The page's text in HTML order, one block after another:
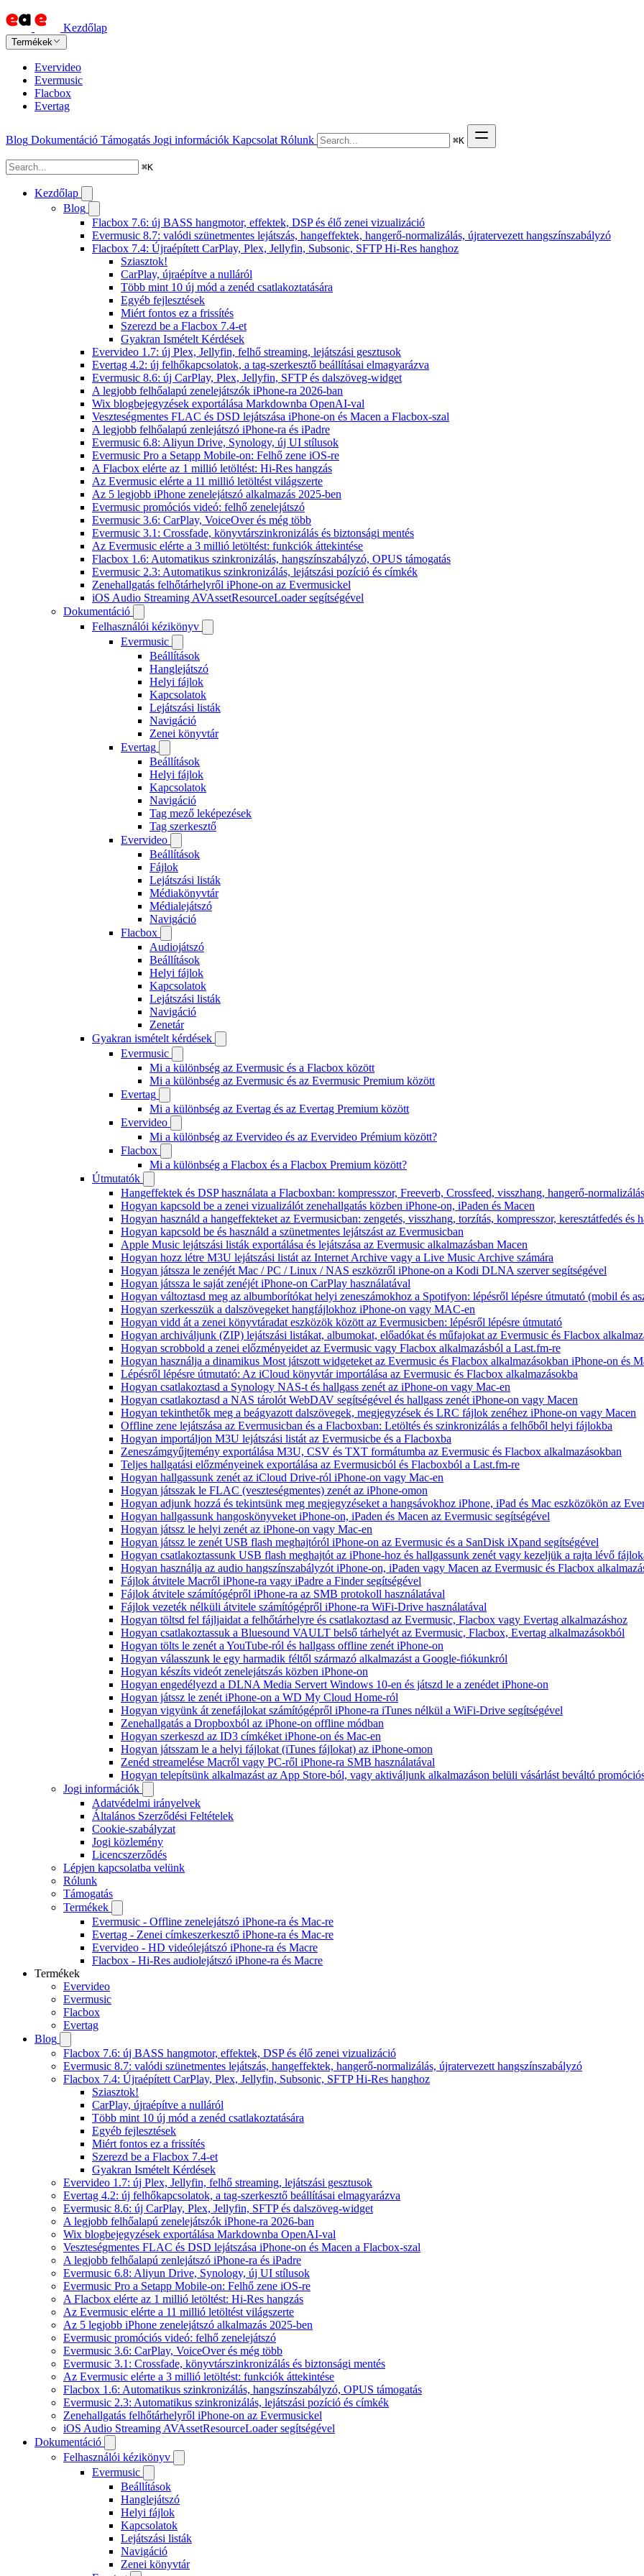
Kezdőlap
Termékek
Evervideo
Evermusic
Flacbox
Evertag
Blog Dokumentáció Támogatás Jogi információk Kapcsolat Rólunk ⌘K
⌘K
Kezdőlap
Blog
Flacbox 7.6: új BASS hangmotor, effektek, DSP és élő zenei vizualizáció
Evermusic 8.7: valódi szünetmentes lejátszás, hangeffektek, hangerő-normalizálás, újratervezett hangszínszabályzó
Flacbox 7.4: Újraépített CarPlay, Plex, Jellyfin, Subsonic, SFTP Hi-Res hanghoz
Sziasztok!
CarPlay, újraépítve a nulláról
Több mint 10 új mód a zenéd csatlakoztatására
Egyéb fejlesztések
Miért fontos ez a frissítés
Szerezd be a Flacbox 7.4-et
Gyakran Ismételt Kérdések
Evervideo 1.7: új Plex, Jellyfin, felhő streaming, lejátszási gesztusok
Evertag 4.2: új felhőkapcsolatok, a tag-szerkesztő beállításai elmagyarázva
Evermusic 8.6: új CarPlay, Plex, Jellyfin, SFTP és dalszöveg-widget
A legjobb felhőalapú zenelejátszók iPhone-ra 2026-ban
Wix blogbejegyzések exportálása Markdownba OpenAI-val
Veszteségmentes FLAC és DSD lejátszása iPhone-on és Macen a Flacbox-szal
A legjobb felhőalapú zenlejátszó iPhone-ra és iPadre
Evermusic 6.8: Aliyun Drive, Synology, új UI stílusok
Evermusic Pro a Setapp Mobile-on: Felhő zene iOS-re
A Flacbox elérte az 1 millió letöltést: Hi-Res hangzás
Az Evermusic elérte a 11 millió letöltést világszerte
Az 5 legjobb iPhone zenelejátszó alkalmazás 2025-ben
Evermusic promóciós videó: felhő zenelejátszó
Evermusic 3.6: CarPlay, VoiceOver és még több
Evermusic 3.1: Crossfade, könyvtárszinkronizálás és biztonsági mentés
Az Evermusic elérte a 3 millió letöltést: funkciók áttekintése
Flacbox 1.6: Automatikus szinkronizálás, hangszínszabályzó, OPUS támogatás
Evermusic 2.3: Automatikus szinkronizálás, lejátszási pozíció és címkék
Zenehallgatás felhőtárhelyről iPhone-on az Evermusickel
iOS Audio Streaming AVAssetResourceLoader segítségével
Dokumentáció
Felhasználói kézikönyv
Evermusic
Beállítások
Hanglejátszó
Helyi fájlok
Kapcsolatok
Lejátszási listák
Navigáció
Zenei könyvtár
Evertag
Beállítások
Helyi fájlok
Kapcsolatok
Navigáció
Tag mező leképezések
Tag szerkesztő
Evervideo
Beállítások
Fájlok
Lejátszási listák
Médiakönyvtár
Médialejátszó
Navigáció
Flacbox
Audiojátszó
Beállítások
Helyi fájlok
Kapcsolatok
Lejátszási listák
Navigáció
Zenetár
Gyakran ismételt kérdések
Evermusic
Mi a különbség az Evermusic és a Flacbox között
Mi a különbség az Evermusic és az Evermusic Premium között
Evertag
Mi a különbség az Evertag és az Evertag Premium között
Evervideo
Mi a különbség az Evervideo és az Evervideo Prémium között?
Flacbox
Mi a különbség a Flacbox és a Flacbox Premium között?
Útmutatók
Hangeffektek és DSP használata a Flacboxban: kompresszor, Freeverb, Crossfeed, visszhang, hangerő-
Hogyan kapcsold be a zenei vizualizálót zenehallgatás közben iPhone-on, iPaden és Macen
Hogyan használd a hangeffekteket az Evermusicban: zengetés, visszhang, torzítás, kompresszor, keresztátfedés és
Hogyan kapcsold be és használd a szünetmentes lejátszást az Evermusicban
Apple Music lejátszási listák exportálása és lejátszása az Evermusic alkalmazásban Macen
Hogyan hozz létre M3U lejátszási listát az Internet Archive vagy a Live Music Archive számára
Hogyan játssza le zenéjét Mac / PC / Linux / NAS eszközről iPhone-on a Kodi DLNA szerver segítségével
Hogyan játssza le saját zenéjét iPhone-on CarPlay használatával
Hogyan változtasd meg az albumborítókat helyi zeneszámokhoz a Spotifyon: lépésről lépésre útmutató (mobil és
Hogyan szerkesszük a dalszövegeket hangfájlokhoz iPhone-on vagy MAC-en
Hogyan vidd át a zenei könyvtáradat eszközök között az Evermusicben: lépésről lépésre útmutató
Hogyan archiváljunk (ZIP) lejátszási listákat, albumokat, előadókat és műfajokat az Evermusic és Flacbox
Hogyan scrobbold a zenei előzményeidet az Evermusic vagy Flacbox alkalmazásból a Last.fm-re
Hogyan használja a dinamikus Most játszott widgeteket az Evermusic és Flacbox alkalmazásokban iPhone-on és
Lépésről lépésre útmutató: Az iCloud könyvtár importálása az Evermusic és Flacbox alkalmazásokba
Hogyan csatlakoztasd a Synology NAS-t és hallgass zenét az iPhone-on vagy Mac-en
Hogyan csatlakoztasd a NAS tárolót WebDAV segítségével és hallgass zenét iPhone-on vagy Macen
Hogyan tekinthetők meg a beágyazott dalszövegek, megjegyzések és LRC fájlok zenéhez iPhone-on vagy Macen
Offline zene lejátszása az Evermusicban és a Flacboxban: Letöltés és szinkronizálás a felhőből helyi fájlokba
Hogyan importáljon M3U lejátszási listát az Evermusicbe és a Flacboxba
Zeneszámgyűjtemény exportálása M3U, CSV és TXT formátumba az Evermusic és Flacbox alkalmazásokban
Teljes hallgatási előzményeinek exportálása az Evermusicból és Flacboxból a Last.fm-re
Hogyan hallgassunk zenét az iCloud Drive-ról iPhone-on vagy Mac-en
Hogyan játsszak le FLAC (veszteségmentes) zenét az iPhone-omon
Hogyan adjunk hozzá és tekintsünk meg megjegyzéseket a hangsávokhoz iPhone, iPad és Mac eszközökön az
Hogyan hallgassunk hangoskönyveket iPhone-on, iPaden és Macen az Evermusic segítségével
Hogyan játssz le helyi zenét az iPhone-on vagy Mac-en
Hogyan játssz le zenét USB flash meghajtóról iPhone-on az Evermusic és a SanDisk iXpand segítségével
Hogyan csatlakoztassunk USB flash meghajtót az iPhone-hoz és hallgassunk zenét vagy kezeljük a rajta lévő
Hogyan használja az audio hangszínszabályzót iPhone-on, iPaden vagy Macen az Evermusic és Flacbox
Fájlok átvitele Macről iPhone-ra vagy iPadre a Finder segítségével
Fájlok átvitele számítógépről iPhone-ra az SMB protokoll használatával
Fájlok vezeték nélküli átvitele számítógépről iPhone-ra WiFi-Drive használatával
Hogyan töltsd fel fájljaidat a felhőtárhelyre és csatlakoztasd az Evermusic, Flacbox vagy Evertag alkalmazáshoz
Hogyan csatlakoztassuk a Bluesound VAULT belső tárhelyét az Evermusic, Flacbox, Evertag alkalmazásokból
Hogyan tölts le zenét a YouTube-ról és hallgass offline zenét iPhone-on
Hogyan válasszunk le egy harmadik féltől származó alkalmazást a Google-fiókunkról
Hogyan készíts videót zenelejátszás közben iPhone-on
Hogyan engedélyezd a DLNA Media Servert Windows 10-en és játszd le a zenédet iPhone-on
Hogyan játssz le zenét iPhone-on a WD My Cloud Home-ról
Hogyan vigyünk át zenefájlokat számítógépről iPhone-ra iTunes nélkül a WiFi-Drive segítségével
Zenehallgatás a Dropboxból az iPhone-on offline módban
Hogyan szerkeszd az ID3 címkéket iPhone-on és Mac-en
Hogyan játsszam le a helyi fájlokat (iTunes fájlokat) az iPhone-omon
Zenéd streamelése Macről vagy PC-ről iPhone-ra SMB használatával
Hogyan telepítsünk alkalmazást az App Store-ból, vagy aktiváljunk alkalmazáson belüli vásárlást beváltó
Jogi információk
Adatvédelmi irányelvek
Általános Szerződési Feltételek
Cookie-szabályzat
Jogi közlemény
Licencszerződés
Lépjen kapcsolatba velünk
Rólunk
Támogatás
Termékek
Evermusic - Offline zenelejátszó iPhone-ra és Mac-re
Evertag - Zenei címkeszerkesztő iPhone-ra és Mac-re
Evervideo - HD videólejátszó iPhone-ra és Macre
Flacbox - Hi-Res audiolejátszó iPhone-ra és Macre
Termékek
Evervideo
Evermusic
Flacbox
Evertag
Blog
Flacbox 7.6: új BASS hangmotor, effektek, DSP és élő zenei vizualizáció
Evermusic 8.7: valódi szünetmentes lejátszás, hangeffektek, hangerő-normalizálás, újratervezett hangszínszabályzó
Flacbox 7.4: Újraépített CarPlay, Plex, Jellyfin, Subsonic, SFTP Hi-Res hanghoz
Sziasztok!
CarPlay, újraépítve a nulláról
Több mint 10 új mód a zenéd csatlakoztatására
Egyéb fejlesztések
Miért fontos ez a frissítés
Szerezd be a Flacbox 7.4-et
Gyakran Ismételt Kérdések
Evervideo 1.7: új Plex, Jellyfin, felhő streaming, lejátszási gesztusok
Evertag 4.2: új felhőkapcsolatok, a tag-szerkesztő beállításai elmagyarázva
Evermusic 8.6: új CarPlay, Plex, Jellyfin, SFTP és dalszöveg-widget
A legjobb felhőalapú zenelejátszók iPhone-ra 2026-ban
Wix blogbejegyzések exportálása Markdownba OpenAI-val
Veszteségmentes FLAC és DSD lejátszása iPhone-on és Macen a Flacbox-szal
A legjobb felhőalapú zenlejátszó iPhone-ra és iPadre
Evermusic 6.8: Aliyun Drive, Synology, új UI stílusok
Evermusic Pro a Setapp Mobile-on: Felhő zene iOS-re
A Flacbox elérte az 1 millió letöltést: Hi-Res hangzás
Az Evermusic elérte a 11 millió letöltést világszerte
Az 5 legjobb iPhone zenelejátszó alkalmazás 2025-ben
Evermusic promóciós videó: felhő zenelejátszó
Evermusic 3.6: CarPlay, VoiceOver és még több
Evermusic 3.1: Crossfade, könyvtárszinkronizálás és biztonsági mentés
Az Evermusic elérte a 3 millió letöltést: funkciók áttekintése
Flacbox 1.6: Automatikus szinkronizálás, hangszínszabályzó, OPUS támogatás
Evermusic 2.3: Automatikus szinkronizálás, lejátszási pozíció és címkék
Zenehallgatás felhőtárhelyről iPhone-on az Evermusickel
iOS Audio Streaming AVAssetResourceLoader segítségével
Dokumentáció
Felhasználói kézikönyv
Evermusic
Beállítások
Hanglejátszó
Helyi fájlok
Kapcsolatok
Lejátszási listák
Navigáció
Zenei könyvtár